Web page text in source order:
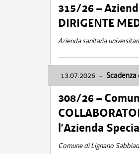
315/26 –
DIRIGENTE
Azienda sanitaria
13.07.2026 -
308/26 –
l’Azienda
Comune di Lignano